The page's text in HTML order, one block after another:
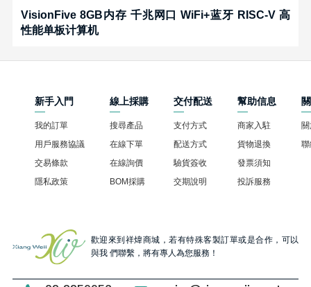
VisionFive 8GB内存 千兆网口 WiFi+蓝牙 RISC-V 高
性能单板计算机
新手入門
我的訂單
用戶服務協議
交易條款
隱私政策
線上採購
搜尋產品
在線下單
在線詢價
BOM採購
交付配送
支付方式
配送方式
驗貨簽收
交期說明
幫助信息
商家入駐
貨物退換
發票須知
投訴服務
歡迎來到祥煒商城，若有特殊客製訂單或是合作，可以
與我 們聯繫，將有專人為您服務！